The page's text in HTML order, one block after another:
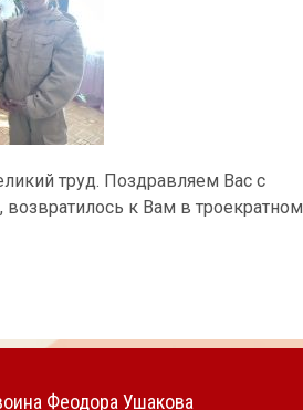
труд. Поздравляем Вас с
к Вам в троекратном
Феодора Ушакова